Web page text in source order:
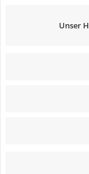
Unser